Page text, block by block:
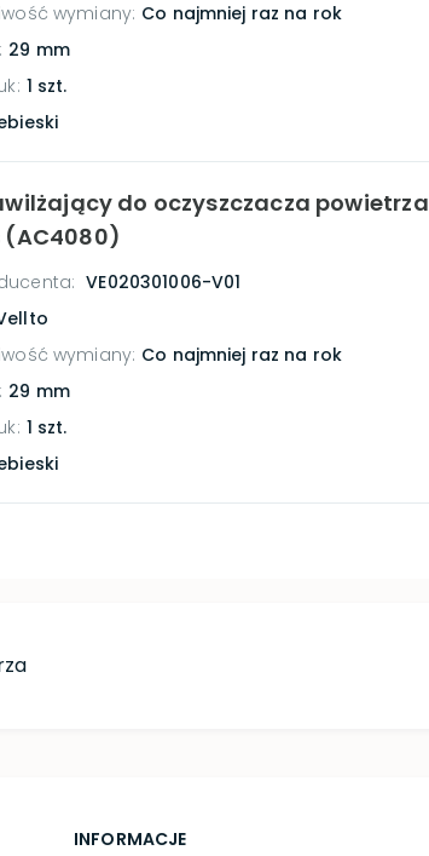
wymiany: Co najmniej raz na rok
: 29 mm
: 1 szt.
do oczyszczacza powietrza
(AC4080)
VE020301006-V01
wymiany: Co najmniej raz na rok
: 29 mm
: 1 szt.
INFORMACJE